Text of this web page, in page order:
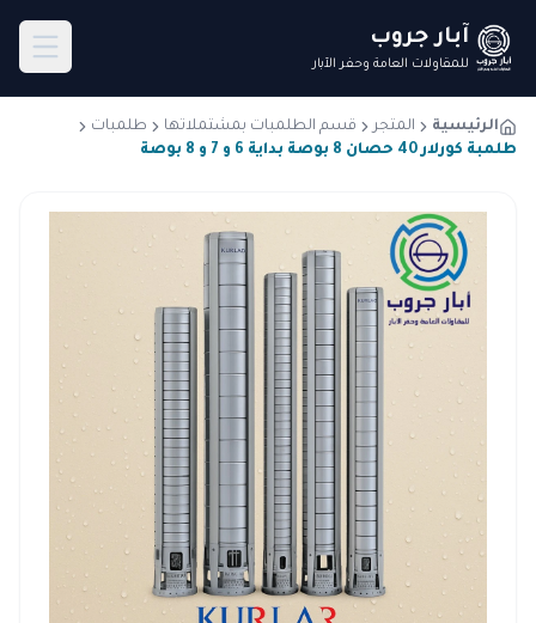
آبار جروب
للمقاولات العامة وحفر الآبار
الرئيسية المتجر قسم الطلمبات بمشتملاتها
طلمبات
طلمبة كورلار 40 حصان 8 بوصة بداية 6 و 7 و 8 بوصة